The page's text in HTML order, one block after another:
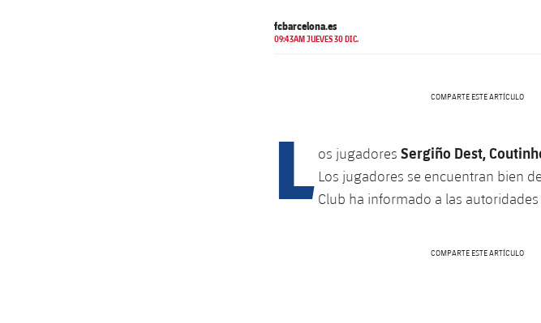
fcbarcelona.es
09:43AM JUEVES 30 DIC.
COMPARTE ESTE ARTÍCULO
L os jugadores Sergiño Dest,
Los jugadores se encuentran bien
Club ha informado a las autoridades
COMPARTE ESTE ARTÍCULO